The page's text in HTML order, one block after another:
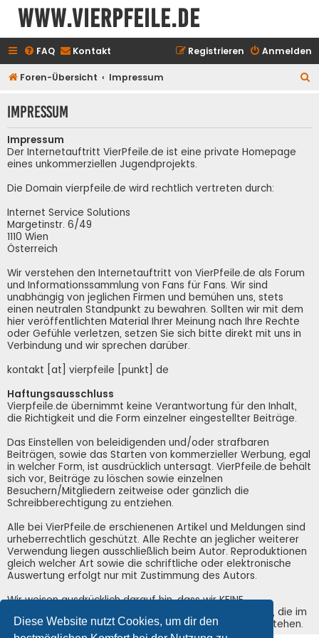
Diese Website nutzt Cookies, um dir den
www.vierpfeile.de
FAQ Kontakt Anmelden
Registrieren
Foren-Übersicht Impressum
h
Impressum
Impressum
Der Internetauftritt VierPfeile.de ist eine private Homepage
eines unkommerziellen Jugendprojekts.
Die Domain vierpfeile.de wird rechtlich vertreten durch:
Internet Service Solutions
Margetinstr. 6/49
1110 Wien
Österreich
Wir verstehen den Internetauftritt von VierPfeile.de als Forum
und Informationssammlung von Fans für Fans. Wir sind
unabhängig von jeglichen Firmen und bemühen uns, stets
einen neutralen Standpunkt zu bewahren. Sollten wir mit dem
hier veröffentlichten Material Ihrer Meinung nach Ihre Rechte
oder Gefühle verletzen, setzen Sie sich bitte direkt mit uns in
Verbindung und wir sprechen darüber.
kontakt [at] vierpfeile [punkt] de
Haftungsausschluss
Vierpfeile.de übernimmt keine Verantwortung für den Inhalt,
die Richtigkeit und die Form einzelner eingestellter Beiträge.
Das Einstellen von beleidigenden und/oder strafbaren
Beiträgen, sowie das Starten von kommerzieller Werbung, egal
in welcher Form, ist ausdrücklich untersagt. VierPfeile.de behält
sich vor, Beiträge zu löschen sowie einzelnen
Besuchern/Mitgliedern zeitweise oder gänzlich die
Schreibberechtigung zu entziehen.
Alle bei VierPfeile.de erschienenen Artikel und Meldungen sind
urheberrechtlich geschützt. Alle Rechte an jeglicher weiterer
Verwendung liegen ausschließlich beim Autor. Reproduktionen
gleich welcher Art sowie die schriftliche oder elektronische
Auswertung erfolgt nur mit Zustimmung des Autors.
Wir weisen ausdrücklich darauf hin, dass wir KEINE
Verantwortung für irgendwelche Schäden übernehmen, die im
Zusammenhang mit der Nutzung von VierPfeile.de entstehen.